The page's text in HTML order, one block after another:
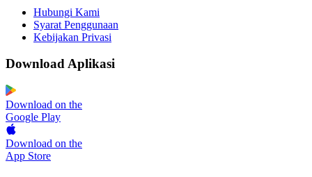
Hubungi Kami
Syarat Penggunaan
Kebijakan Privasi
Download Aplikasi
Download on the
Google Play
Download on the
App Store